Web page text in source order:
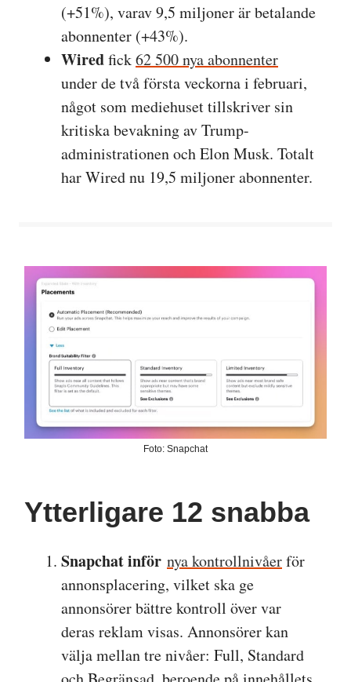
(+51%), varav 9,5 miljoner är betalande
abonnenter (+43%).
Wiredfick62 500 nya abonnenter
under de två första veckorna i februari,
något som mediehuset tillskriver sin
kritiska bevakning av Trump-
administrationen och Elon Musk. Totalt
har Wired nu 19,5 miljoner abonnenter.
Foto: Snapchat
Ytterligare 12 snabba
Snapchat inför nya kontrollnivåerför
annonsplacering, vilket ska ge
annonsörer bättre kontroll över var
deras reklam visas. Annonsörer kan
välja mellan tre nivåer: Full, Standard